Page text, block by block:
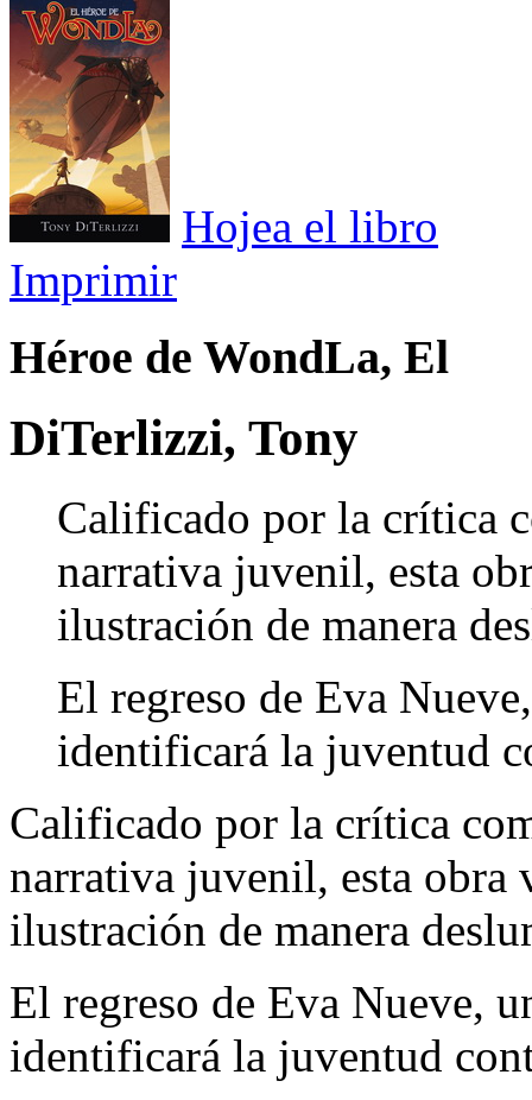
Hojea el libro
Imprimir
Héroe de WondLa, El
DiTerlizzi, Tony
Calificado por la crítica
narrativa juvenil, esta
ilustración de manera
El regreso de Eva
identificará la juventud
Calificado por la crítica
narrativa juvenil, esta obra
ilustración de manera
El regreso de Eva Nueve,
identificará la juventud